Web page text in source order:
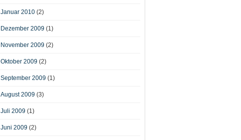
Januar 2010 (2)
Dezember 2009 (1)
November 2009 (2)
Oktober 2009 (2)
September 2009 (1)
August 2009 (3)
Juli 2009 (1)
Juni 2009 (2)